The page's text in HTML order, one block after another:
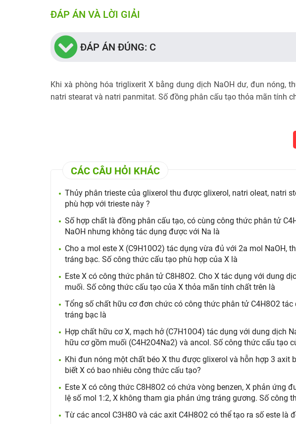
ĐÁP ÁN VÀ LỜI GIẢI
ĐÁP ÁN ĐÚNG: C
Khi xà phòng hóa triglixerit X bằng dung dịch NaOH dư, đun nóng,
natri stearat và natri panmitat. Số đồng phân cấu tạo thỏa mãn tính
CÁC CÂU HỎI KHÁC
Thủy phân trieste của glixerol thu được glixerol, natri oleat, natri
phù hợp với trieste này ?
Số hợp chất là đồng phân cấu tạo, có cùng công thức phân tử
NaOH nhưng không tác dụng được với Na là
Cho a mol este X (C9H10O2) tác dụng vừa đủ với 2a mol NaOH,
tráng bạc. Số công thức cấu tạo phù hợp của X là
Este X có công thức phân tử C8H8O2. Cho X tác dụng với dung
muối. Số công thức cấu tạo của X thỏa mãn tính chất trên là
Tổng số chất hữu cơ đơn chức có công thức phân tử C4H8O2
tráng bạc là
Hợp chất hữu cơ X, mạch hở (C7H10O4) tác dụng với dung dịch
hữu cơ gồm muối (C4H2O4Na2) và ancol. Số công thức cấu tạo
Khi đun nóng một chất béo X thu được glixerol và hỗn hợp 3 axit
biết X có bao nhiêu công thức cấu tạo?
Este X có công thức C8H8O2 có chứa vòng benzen, X phản ứng
lệ số mol 1:2, X không tham gia phản ứng tráng gương. Số công
Từ các ancol C3H8O và các axit C4H8O2 có thể tạo ra số este là